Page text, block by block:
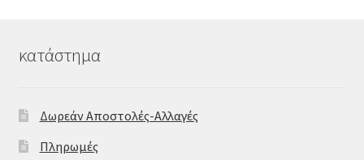
κατάστημα
Δωρεάν Αποστολές-Αλλαγές
Πληρωμές